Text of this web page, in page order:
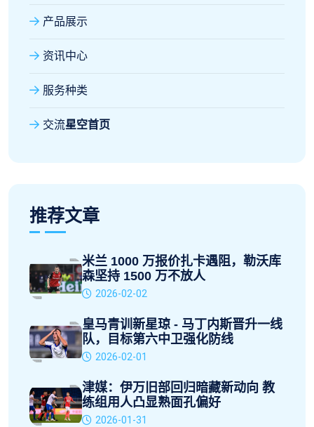
产品展示
资讯中心
服务种类
交流星空首页
推荐文章
米兰 1000 万报价扎卡遇阻，勒沃库
森坚持 1500 万不放人
2026-02-02
皇马青训新星琼 - 马丁内斯晋升一线
队，目标第六中卫强化防线
2026-02-01
津媒：伊万旧部回归暗藏新动向 教
练组用人凸显熟面孔偏好
2026-01-31